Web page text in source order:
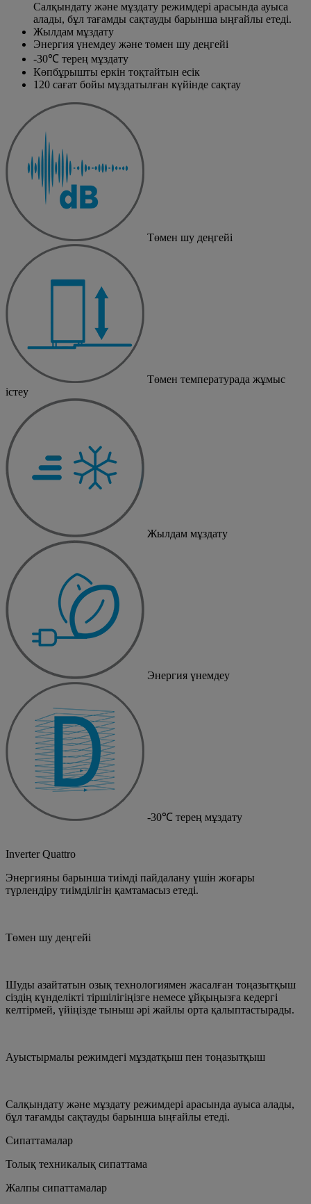
Салқындату және мұздату режимдері арасында ауыса
алады, бұл тағамды сақтауды барынша ыңғайлы етеді.
Жылдам мұздату
Энергия үнемдеу және төмен шу деңгейі
-30℃ терең мұздату
Көпбұрышты еркін тоқтайтын есік
120 сағат бойы мұздатылған күйінде сақтау
Төмен шу деңгейі
Төмен температурада жұмыс
істеу
Жылдам мұздату
Энергия үнемдеу
-30℃ терең мұздату
Inverter Quattro
Энергияны барынша тиімді пайдалану үшін жоғары
түрлендіру тиімділігін қамтамасыз етеді.
Төмен шу деңгейі
Шуды азайтатын озық технологиямен жасалған тоңазытқыш
сіздің күнделікті тіршілігіңізге немесе ұйқыңызға кедергі
келтірмей, үйіңізде тыныш әрі жайлы орта қалыптастырады.
Ауыстырмалы режимдегі мұздатқыш пен тоңазытқыш
Салқындату және мұздату режимдері арасында ауыса алады,
бұл тағамды сақтауды барынша ыңғайлы етеді.
Сипаттамалар
Толық техникалық сипаттама
Жалпы сипаттамалар